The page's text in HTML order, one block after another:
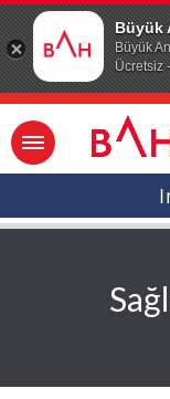
Büyük
Büyük
Ücretsiz
Ana icerige atla